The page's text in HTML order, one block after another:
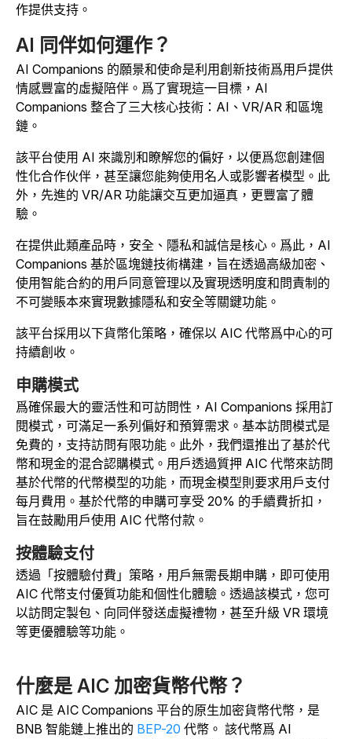
作提供支持。
AI 同伴如何運作？
AI Companions 的願景和使命是利用創新技術爲用戶提供
情感豐富的虛擬陪伴。爲了實現這一目標，AI
Companions 整合了三大核心技術：AI、VR/AR 和區塊
鏈。
該平台使用 AI 來識別和瞭解您的偏好，以便爲您創建個
性化合作伙伴，甚至讓您能夠使用名人或影響者模型。此
外，先進的 VR/AR 功能讓交互更加逼真，更豐富了體
驗。
在提供此類產品時，安全、隱私和誠信是核心。爲此，AI
Companions 基於區塊鏈技術構建，旨在透過高級加密、
使用智能合約的用戶同意管理以及實現透明度和問責制的
不可變賬本來實現數據隱私和安全等關鍵功能。
該平台採用以下貨幣化策略，確保以 AIC 代幣爲中心的可
持續創收。
申購模式
爲確保最大的靈活性和可訪問性，AI Companions 採用訂
閱模式，可滿足一系列偏好和預算需求。基本訪問模式是
免費的，支持訪問有限功能。此外，我們還推出了基於代
幣和現金的混合認購模式。用戶透過質押 AIC 代幣來訪問
基於代幣的代幣模型的功能，而現金模型則要求用戶支付
每月費用。基於代幣的申購可享受 20% 的手續費折扣，
旨在鼓勵用戶使用 AIC 代幣付款。
按體驗支付
透過「按體驗付費」策略，用戶無需長期申購，即可使用
AIC 代幣支付優質功能和個性化體驗。透過該模式，您可
以訪問定製包、向同伴發送虛擬禮物，甚至升級 VR 環境
等更優體驗等功能。
什麼是 AIC 加密貨幣代幣？
AIC 是 AIC Companions 平台的原生加密貨幣代幣，是
BNB 智能鏈上推出的 BEP-20 代幣。 該代幣爲 AI